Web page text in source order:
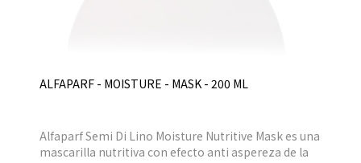
ALFAPARF - MOISTURE - MASK - 200 ML
Alfaparf Semi Di Lino Moisture Nutritive Mask es una
mascarilla nutritiva con efecto anti aspereza de la